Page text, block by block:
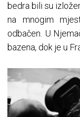
bedra bili su
na mnogim
odbačen. U
bazena, dok je u